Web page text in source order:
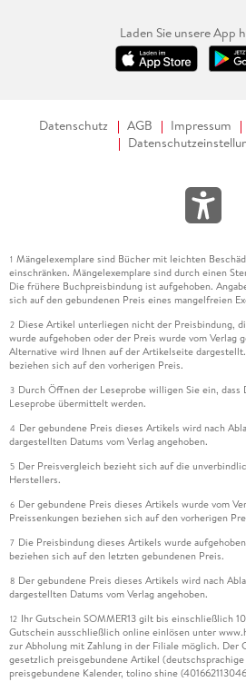
Laden Sie unsere App
Datenschutz AGB Impressum
1 Mängelexemplare sind Bücher mit leichten
einschränken. Mängelexemplare sind durch einen
Die frühere Buchpreisbindung ist aufgehoben.
sich auf den gebundenen Preis eines mangelfreien
2 Diese Artikel unterliegen nicht der Preisbindung,
wurde aufgehoben oder der Preis wurde vom Verlag
Alternative wird Ihnen auf der Artikelseite
beziehen sich auf den vorherigen Preis.
3 Durch Öffnen der Leseprobe willigen Sie ein, dass
Leseprobe übermittelt werden.
4 Der gebundene Preis dieses Artikels wird nach
dargestellten Datums vom Verlag angehoben.
5 Der Preisvergleich bezieht sich auf die
Herstellers.
6 Der gebundene Preis dieses Artikels wurde vom
Preissenkungen beziehen sich auf den vorherigen
7 Die Preisbindung dieses Artikels wurde
beziehen sich auf den letzten gebundenen Preis.
8 Der gebundene Preis dieses Artikels wird nach
dargestellten Datums vom Verlag angehoben.
12 Ihr Gutschein SOMMER13 gilt bis einschließlich
Gutschein ausschließlich online einlösen unter
zur Abholung mit Zahlung in der Filiale möglich.
gesetzlich preisgebundene Artikel
preisgebundene Kalender, tolino shine